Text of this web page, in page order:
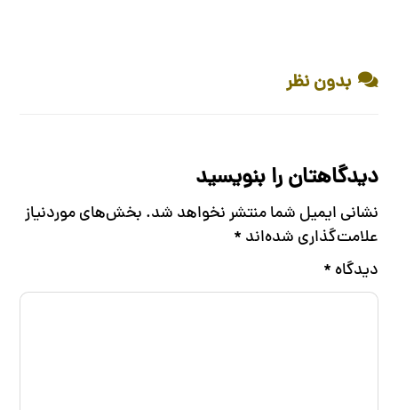
بدون نظر
دیدگاهتان را بنویسید
نشانی ایمیل شما منتشر نخواهد شد. بخش‌های موردنیاز
علامت‌گذاری شده‌اند *
دیدگاه *